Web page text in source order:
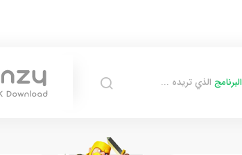
البرنامج الذي تريده ...